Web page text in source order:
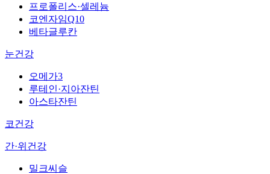
프로폴리스·셀레늄
코엔자임Q10
베타글루칸
눈건강
오메가3
루테인·지아잔틴
아스타잔틴
코건강
간·위건강
밀크씨슬